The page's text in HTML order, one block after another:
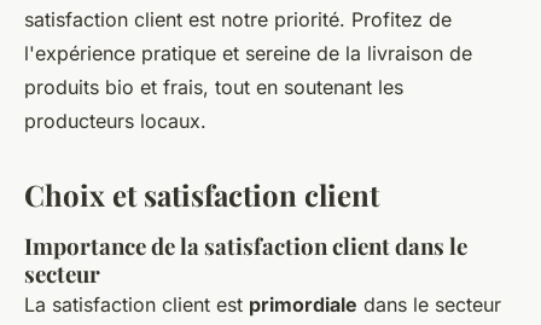
satisfaction client est notre priorité. Profitez de
l'expérience pratique et sereine de la livraison de
produits bio et frais, tout en soutenant les
producteurs locaux.
Choix et satisfaction client
Importance de la satisfaction client dans le
secteur
La satisfaction client est primordiale dans le secteur